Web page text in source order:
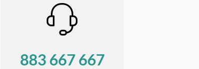
883 667 667